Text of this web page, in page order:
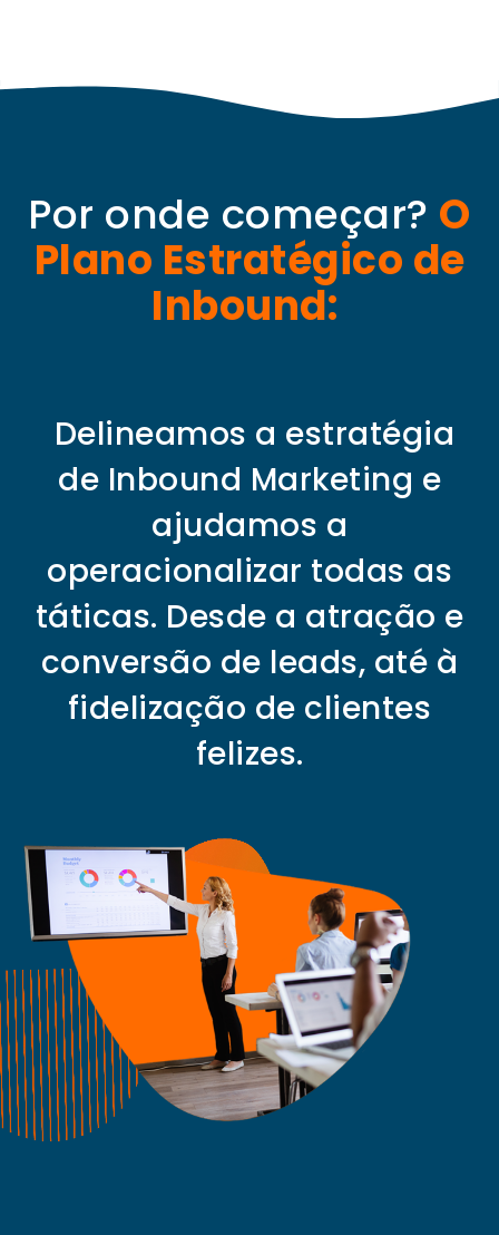
Por onde começar? O
Plano Estratégico de
Inbound:
Delineamos a estratégia
de Inbound Marketing e
ajudamos a
operacionalizar todas as
táticas. Desde a atração e
conversão de leads, até à
fidelização de clientes
felizes.